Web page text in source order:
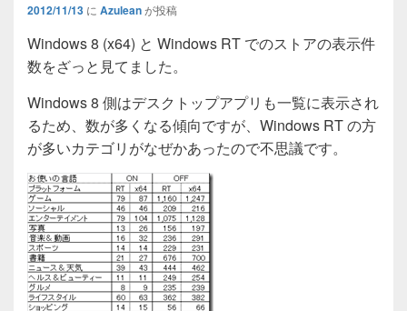
2012/11/13 に Azuleanが投稿
Windows 8 (x64) と Windows RT でのストアの表示件
数をざっと見てました。
Windows 8 側はデスクトップアプリも一覧に表示され
るため、数が多くなる傾向ですが、Windows RT の方
が多いカテゴリがなぜかあったので不思議です。